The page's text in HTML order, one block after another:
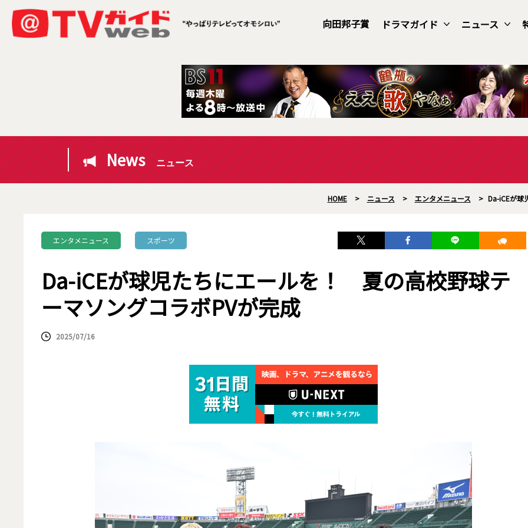
向田邦子賞 ドラマガイド ニュース
News ニュース
HOME > ニュース > エンタメニュース > Da-iCEが球
エンタメニュース スポーツ
Da-iCEが球児たちにエールを！ 夏の高校野球テ
ーマソングコラボPVが完成
2025/07/16